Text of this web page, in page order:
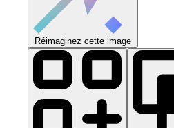
Réimaginez cette image